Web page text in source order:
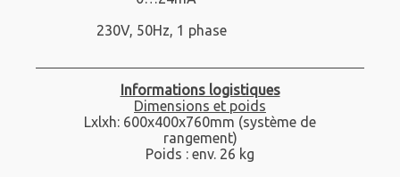
230V, 50Hz, 1 phase
Informations logistiques
Dimensions et poids
Lxlxh: 600x400x760mm (système de
rangement)
Poids : env. 26 kg